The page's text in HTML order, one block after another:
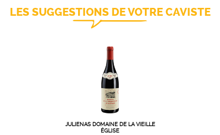
LES SUGGESTIONS DE VOTRE CAVISTE
JULIENAS DOMAINE DE LA VIEILLE
ÉGLISE